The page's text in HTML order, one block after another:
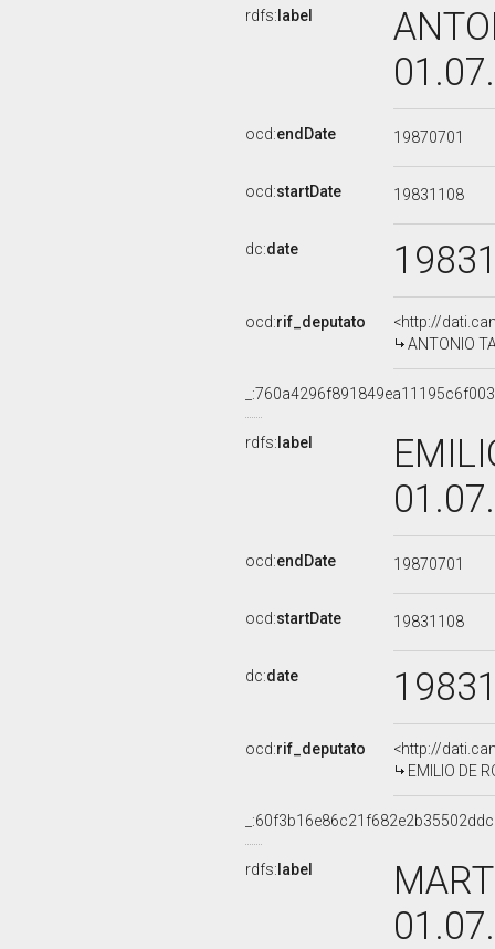
rdfs: label
ocd:endDate 19870701
ocd:startDate 19831108
dc:date
ocd:rif_deputato
<http://
ANTONIO
rdfs: label
ocd:endDate 19870701
ocd:startDate 19831108
dc:date
ocd:rif_deputato
<http://
EMILIO DE
rdfs: label